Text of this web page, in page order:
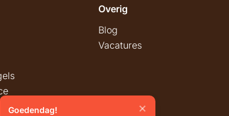
Overig
Blog
Vacatures
Goedendag!